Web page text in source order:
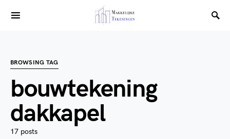
BROWSING TAG
bouwtekening
dakkapel
17 posts